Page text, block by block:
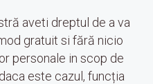
aveti dreptul de a va
gratuit si fără nicio
personale in scop de
este cazul, funcția